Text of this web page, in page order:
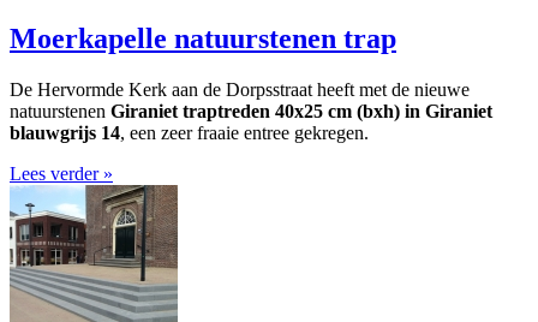
Moerkapelle natuurstenen trap
De Hervormde Kerk aan de Dorpsstraat heeft met de nieuwe
natuurstenen Giraniet traptreden 40x25 cm (bxh) in Giraniet
blauwgrijs 14, een zeer fraaie entree gekregen.
Lees verder »